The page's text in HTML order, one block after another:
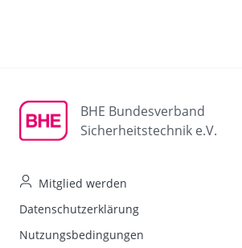
BHE Bundesverband
Sicherheitstechnik e.V.
Mitglied werden
Datenschutzerklärung
Nutzungsbedingungen